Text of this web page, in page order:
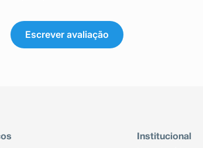
Escrever avaliação
Institucional